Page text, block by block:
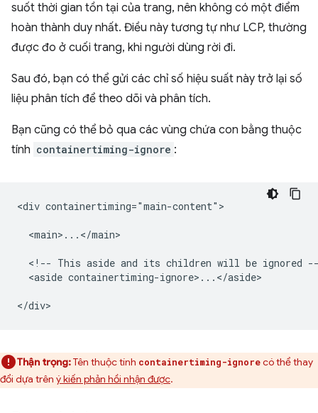
suốt thời gian tồn tại của trang, nên không có một điểm
hoàn thành duy nhất. Điều này tương tự như LCP, thường
được đo ở cuối trang, khi người dùng rời đi.
Sau đó, bạn có thể gửi các chỉ số hiệu suất này trở lại số
liệu phân tích để theo dõi và phân tích.
Bạn cũng có thể bỏ qua các vùng chứa con bằng thuộc
tính containertiming-ignore :
<div containertiming="main-content">
  <main>...</main>
<!-- This aside and its children will be ignored
  <aside containertiming-ignore>...</aside>
Thận trọng:Tên thuộc tính containertiming-ignorecó thể thay
đổi dựa trên ý kiến phản hồi nhận được.